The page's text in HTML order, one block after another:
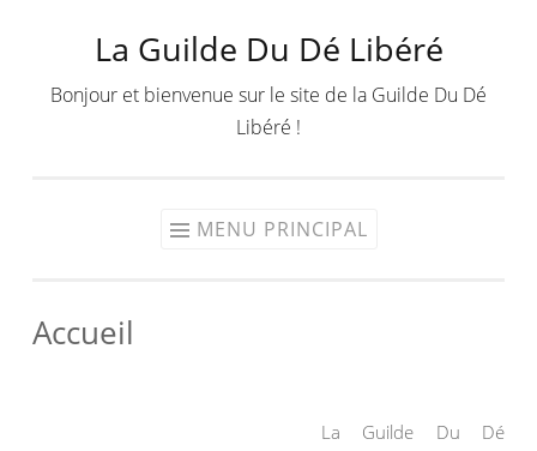
contenu
La Guilde Du Dé Libéré
Bonjour et bienvenue sur le site de la Guilde Du Dé
Libéré !
MENU PRINCIPAL
Accueil
La Guilde Du Dé